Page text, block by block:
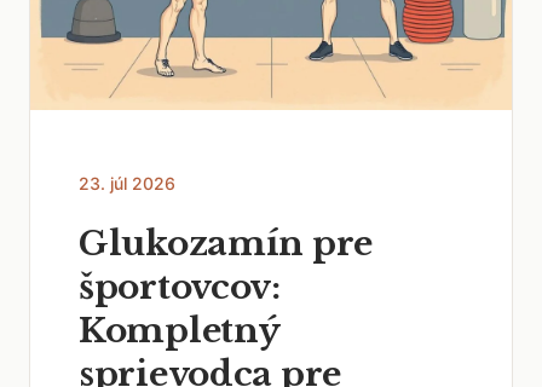
23. júl 2026
Glukozamín pre
športovcov:
Kompletný
sprievodca pre